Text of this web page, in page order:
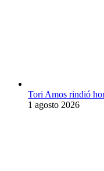
Tori Amos rindió
1 agosto 2026